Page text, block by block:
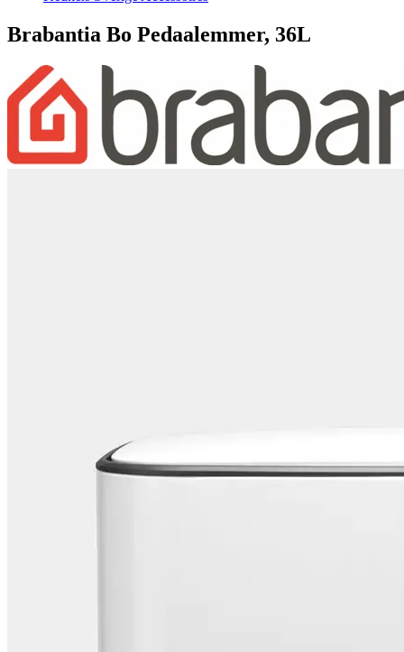
Brabantia Bo Pedaalemmer, 36L